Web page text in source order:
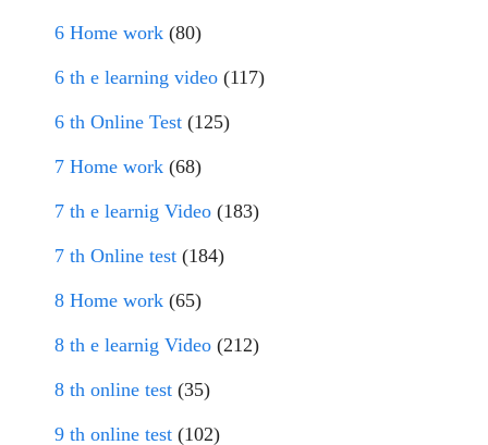
6 Home work (80)
6 th e learning video (117)
6 th Online Test (125)
7 Home work (68)
7 th e learnig Video (183)
7 th Online test (184)
8 Home work (65)
8 th e learnig Video (212)
8 th online test (35)
9 th online test (102)